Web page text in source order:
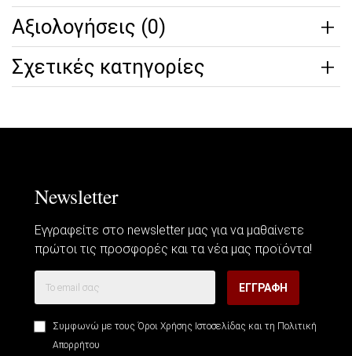
Αξιολογήσεις (0)
Σχετικές κατηγορίες
Newsletter
Εγγραφείτε στο newsletter μας για να μαθαίνετε
πρώτοι τις προσφορές και τα νέα μας προϊόντα!
ΕΓΓΡΑΦΉ
Συμφωνώ με τους Όροι Χρήσης Ιστοσελίδας και τη Πολιτική
Απορρήτου